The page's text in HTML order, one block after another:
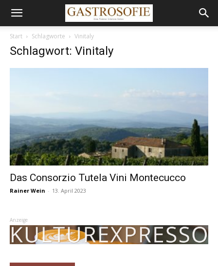
Start Schlagworte Vinitaly
Schlagwort: Vinitaly
Das Consorzio Tutela Vini Montecucco
Rainer Wein - 13. April 2023
Anzeige